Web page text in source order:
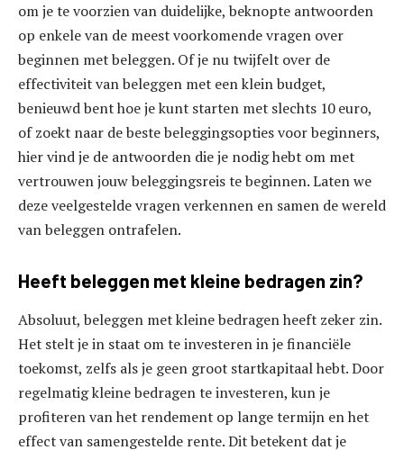
om je te voorzien van duidelijke, beknopte antwoorden
op enkele van de meest voorkomende vragen over
beginnen met beleggen. Of je nu twijfelt over de
effectiviteit van beleggen met een klein budget,
benieuwd bent hoe je kunt starten met slechts 10 euro,
of zoekt naar de beste beleggingsopties voor beginners,
hier vind je de antwoorden die je nodig hebt om met
vertrouwen jouw beleggingsreis te beginnen. Laten we
deze veelgestelde vragen verkennen en samen de wereld
van beleggen ontrafelen.
Heeft beleggen met kleine bedragen zin?
Absoluut, beleggen met kleine bedragen heeft zeker zin.
Het stelt je in staat om te investeren in je financiële
toekomst, zelfs als je geen groot startkapitaal hebt. Door
regelmatig kleine bedragen te investeren, kun je
profiteren van het rendement op lange termijn en het
effect van samengestelde rente. Dit betekent dat je